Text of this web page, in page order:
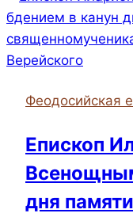
Феодосийская
Епископ
дня